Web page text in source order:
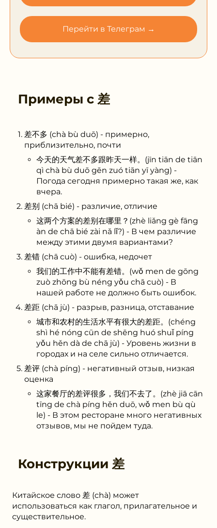
Перейти в Телеграм →
Примеры с 差
差不多 (chà bù duō) - примерно,
приблизительно, почти
今天的天气差不多跟昨天一样。(jīn tiān de tiān
qì chà bù duō gēn zuó tiān yī yàng) -
Погода сегодня примерно такая же, как
вчера.
差别 (chā bié) - различие, отличие
这两个方案的差别在哪里？(zhè liǎng gè fāng
àn de chā bié zài nǎ lǐ?) - В чем различие
между этими двумя вариантами?
差错 (chā cuò) - ошибка, недочет
我们的工作中不能有差错。(wǒ men de gōng
zuò zhōng bù néng yǒu chā cuò) - В
нашей работе не должно быть ошибок.
差距 (chā jù) - разрыв, разница, отставание
城市和农村的生活水平有很大的差距。(chéng
shì hé nóng cūn de shēng huó shuǐ píng
yǒu hěn dà de chā jù) - Уровень жизни в
городах и на селе сильно отличается.
差评 (chà píng) - негативный отзыв, низкая
оценка
这家餐厅的差评很多，我们不去了。(zhè jiā cān
tīng de chà píng hěn duō, wǒ men bù qù
le) - В этом ресторане много негативных
отзывов, мы не пойдем туда.
Конструкции 差
Китайское слово 差 (chà) может
использоваться как глагол, прилагательное и
существительное.